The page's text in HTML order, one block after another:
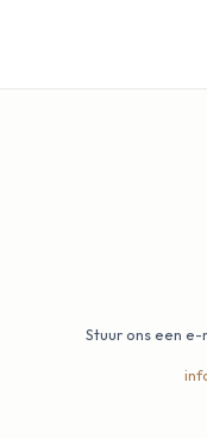
Stuur ons een